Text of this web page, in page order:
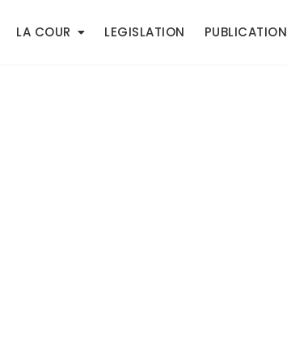
LA COUR LEGISLATION PUBLICATION